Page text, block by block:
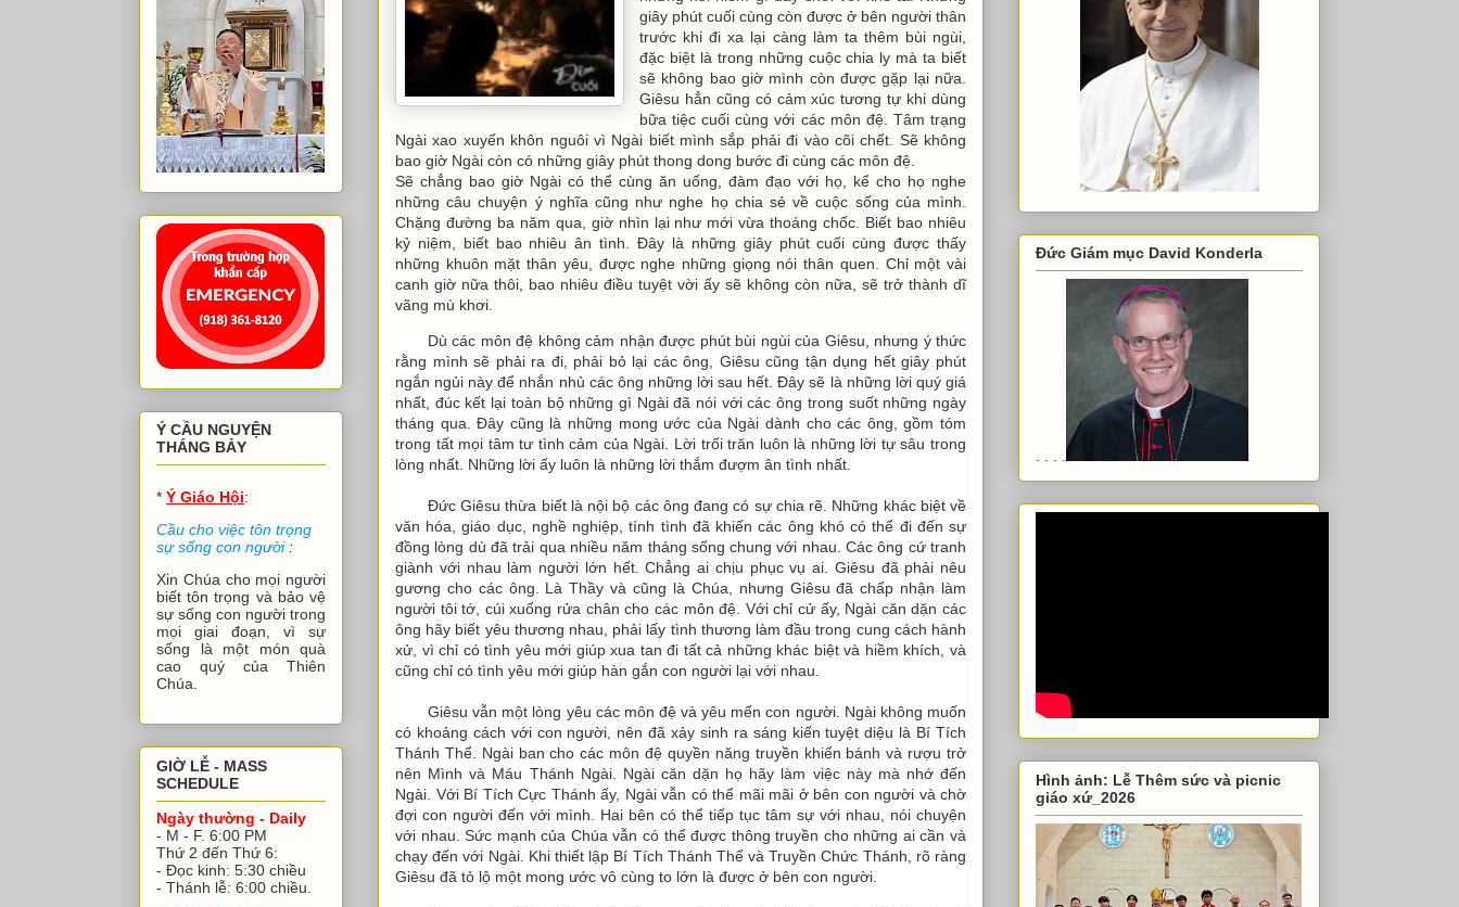
giây phút cuối cùng còn được ở bên người thân
trước khi đi xa lại càng làm ta thêm bùi ngùi,
đặc biệt là trong những cuộc chia ly mà ta biết
sẽ không bao giờ mình còn được gặp lại nữa.
Giêsu hẳn cũng có cảm xúc tương tự khi dùng
bữa tiệc cuối cùng với các môn đệ. Tâm trạng
Ngài xao xuyến khôn nguôi vì Ngài biết mình sắp phải đi vào cõi chết. Sẽ không
bao giờ Ngài còn có những giây phút thong dong bước đi cùng các môn đệ.
Sẽ chẳng bao giờ Ngài có thể cùng ăn uống, đàm đạo với họ, kể cho họ nghe
những câu chuyện ý nghĩa cũng như nghe họ chia sẻ về cuộc sống của mình.
Chặng đường ba năm qua, giờ nhìn lại như mới vừa thoáng chốc. Biết bao nhiêu
kỷ niệm, biết bao nhiêu ân tình. Đây là những giây phút cuối cùng được thấy
những khuôn mặt thân yêu, được nghe những giọng nói thân quen. Chỉ một vài
canh giờ nữa thôi, bao nhiêu điều tuyệt vời ấy sẽ không còn nữa, sẽ trở thành dĩ
vãng mù khơi.
Dù các môn đệ không cảm nhận được phút bùi ngùi của Giêsu, nhưng ý thức
rằng mình sẽ phải ra đi, phải bỏ lại các ông, Giêsu cũng tận dụng hết giây phút
ngắn ngủi này để nhắn nhủ các ông những lời sau hết. Đây sẽ là những lời quý giá
nhất, đúc kết lại toàn bộ những gì Ngài đã nói với các ông trong suốt những ngày
tháng qua. Đây cũng là những mong ước của Ngài dành cho các ông, gồm tóm
trong tất mọi tâm tư tình cảm của Ngài. Lời trối trăn luôn là những lời tự sâu trong
lòng nhất. Những lời ấy luôn là những lời thắm đượm ân tình nhất.
Đức Giêsu thừa biết là nội bộ các ông đang có sự chia rẽ. Những khác biệt về
văn hóa, giáo dục, nghề nghiệp, tính tình đã khiến các ông khó có thể đi đến sự
đồng lòng dù đã trải qua nhiều năm tháng sống chung với nhau. Các ông cứ tranh
giành với nhau làm người lớn hết. Chẳng ai chịu phục vụ ai. Giêsu đã phải nêu
gương cho các ông. Là Thầy và cũng là Chúa, nhưng Giêsu đã chấp nhận làm
người tôi tớ, cúi xuống rửa chân cho các môn đệ. Với chỉ cử ấy, Ngài căn dặn các
ông hãy biết yêu thương nhau, phải lấy tình thương làm đầu trong cung cách hành
xử, vì chỉ có tình yêu mới giúp xua tan đi tất cả những khác biệt và hiềm khích, và
cũng chỉ có tình yêu mới giúp hàn gắn con người lại với nhau.
Giêsu vẫn một lòng yêu các môn đệ và yêu mến con người. Ngài không muốn
có khoảng cách với con người, nên đã xảy sinh ra sáng kiến tuyệt diệu là Bí Tích
Thánh Thể. Ngài ban cho các môn đệ quyền năng truyền khiến bánh và rượu trở
nên Mình và Máu Thánh Ngài. Ngài căn dặn họ hãy làm việc này mà nhớ đến
Ngài. Với Bí Tích Cực Thánh ấy, Ngài vẫn có thể mãi mãi ở bên con người và chờ
đợi con người đến với mình. Hai bên có thể tiếp tục tâm sự với nhau, nói chuyện
với nhau. Sức mạnh của Chúa vẫn có thể được thông truyền cho những ai cần và
chạy đến với Ngài. Khi thiết lập Bí Tích Thánh Thể và Truyền Chức Thánh, rõ ràng
Giêsu đã tỏ lộ một mong ước vô cùng to lớn là được ở bên con người.
Ý CẦU NGUYỆN
THÁNG BẢY
* Ý Giáo Hội:
Cầu cho việc tôn trọng
sự sống con người:
Xin Chúa cho mọi người
biết tôn trọng và bảo vệ
sự sống con người trong
mọi giai đoạn, vì sự
sống là một món quà
cao quý của Thiên
Chúa.
GIỜ LỄ - MASS
SCHEDULE
Ngày thường - Daily
- M - F. 6:00 PM
Thứ 2 đến Thứ 6:
- Đọc kinh: 5:30 chiều
- Thánh lễ: 6:00 chiều.
Đức Giám mục David Konderla
. . . .
Hình ảnh: Lễ Thêm sức và picnic
giáo xứ_2026